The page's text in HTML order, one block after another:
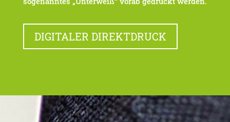
DIGITALER DIREKTDRUCK